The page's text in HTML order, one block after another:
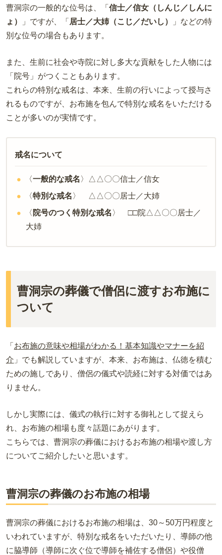
曹洞宗の一般的な位号は、「 信士／信女（しんじ／しんに
ょ）
」ですが、「 居士／大姉（こじ／だいし）
」などの特
別な位号の場合もあります。
また、生前に社会や寺院に対し多大な貢献をした人物には
「院号」がつくこともあります。
これらの特別な戒名は、本来、生前の行いによって授与さ
れるものですが、お布施を包んで特別な戒名をいただける
ことが多いのが実情です。
戒名について
〈一般的な戒名 〉△△〇〇信士／信女
〈特別な戒名 〉 △△〇〇居士／大姉
〈 院号のつく特別な戒名 〉 □□院△△〇〇居士／
大姉
曹洞宗の葬儀で僧侶に渡すお布施に
ついて
「 お布施の意味や相場がわかる！基本知識やマナーを紹
介 」でも解説していますが、本来、お布施は、仏徳を積む
ための施しであり、僧侶の儀式や読経に対する対価ではあ
りません。
しかし実際には、儀式の執行に対する御礼として捉えら
れ、お布施の相場も度々話題にあがります。
こちらでは、曹洞宗の葬儀におけるお布施の相場や渡し方
についてご紹介したいと思います。
曹洞宗の葬儀のお布施の相場
曹洞宗の葬儀におけるお布施の相場は、30～50万円程度と
いわれていますが、特別な戒名をいただいたり、導師の他
に脇導師（導師に次ぐ位で導師を補佐する僧侶）や役僧